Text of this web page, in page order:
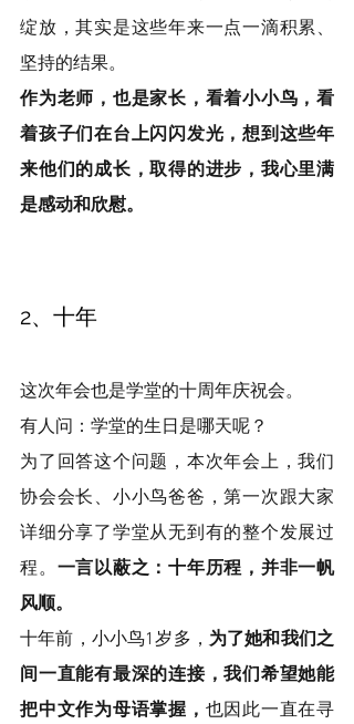
绽放，其实是这些年来一点一滴积累、
坚持的结果。
作为老师，也是家长，看着小小鸟，看
着孩子们在台上闪闪发光，想到这些年
来他们的成长，取得的进步，我心里满
是感动和欣慰。
2、十年
这次年会也是学堂的十周年庆祝会。
有人问：学堂的生日是哪天呢？
为了回答这个问题，本次年会上，我们
协会会长、小小鸟爸爸，第一次跟大家
详细分享了学堂从无到有的整个发展过
程。 一言以蔽之：十年历程，并非一帆
风顺。
十年前，小小鸟1岁多， 为了她和我们之
间一直能有最深的连接，我们希望她能
把中文作为母语掌握， 也因此一直在寻